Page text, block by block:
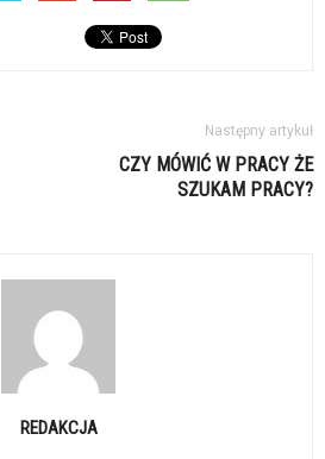
Następny artykuł
CZY MÓWIĆ W PRACY ŻE
SZUKAM PRACY?
REDAKCJA